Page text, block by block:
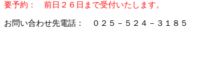
要予約： 前日２６日まで受付いたします。
お問い合わせ先電話： ０２５－５２４－３１８５